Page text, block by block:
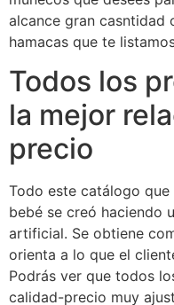
alcance gran casntidad
hamacas que te
Todos los
la mejor
precio
Todo este catálogo
bebé se creó haciendo
artificial. Se obtiene
orienta a lo que el
Podrás ver que todos
calidad-precio muy